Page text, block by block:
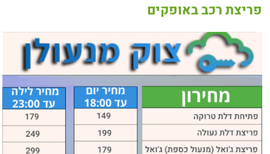
פריצת רכב באופקים